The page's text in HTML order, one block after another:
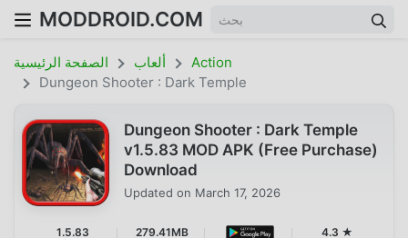
MODDROID.COM
الصفحة الرئيسية ألعاب
Action
Dungeon Shooter : Dark Temple
Dungeon Shooter : Dark Temple
v1.5.83 MOD APK (Free Purchase)
Download
Updated on March 17, 2026
1.5.83 279.41MB 4.3 ★